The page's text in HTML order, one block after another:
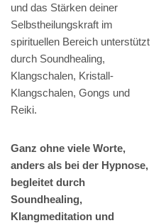
und das Stärken deiner
Selbstheilungskraft im
spirituellen Bereich unterstützt
durch Soundhealing,
Klangschalen, Kristall-
Klangschalen, Gongs und
Reiki.
Ganz ohne viele Worte,
anders als bei der Hypnose,
begleitet durch
Soundhealing,
Klangmeditation und